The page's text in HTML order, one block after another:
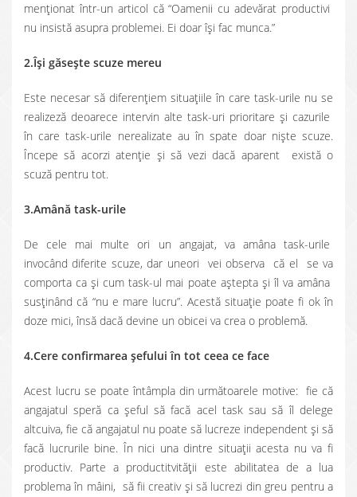
menţionat într-un articol că “Oamenii cu adevărat productivi
nu insistă asupra problemei. Ei doar îşi fac munca.”
2.Îşi găseşte scuze mereu
Este necesar să diferenţiem situaţiile în care task-urile nu se
realizeză deoarece intervin alte task-uri prioritare şi cazurile
în care task-urile nerealizate au în spate doar nişte scuze.
Începe să acorzi atenţie şi să vezi dacă aparent există o
scuză pentru tot.
3.Amână task-urile
De cele mai multe ori un angajat, va amâna task-urile
invocând diferite scuze, dar uneori vei observa că el se va
comporta ca şi cum task-ul mai poate aştepta şi îl va amâna
susţinând că “nu e mare lucru”. Acestă situaţie poate fi ok în
doze mici, însă dacă devine un obicei va crea o problemă.
4.Cere confirmarea şefului în tot ceea ce face
Acest lucru se poate întâmpla din următoarele motive: fie că
angajatul speră ca şeful să facă acel task sau să îl delege
altcuiva, fie că angajatul nu poate să lucreze independent şi să
facă lucrurile bine. În nici una dintre situaţii acesta nu va fi
productiv. Parte a productitvităţii este abilitatea de a lua
problema în mâini, să fii creativ şi să lucrezi din greu pentru a